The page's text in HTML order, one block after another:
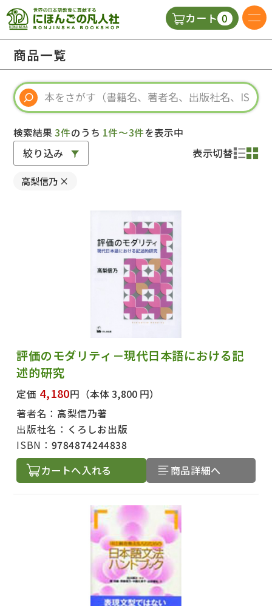
カート 0
視聴覚・補助教材
教師用参考書
商品一覧
検索結果3件のうち 1件～3件を表示中
絞り込み 表示切替
高梨信乃 ×
評価のモダリティ－現代日本語における記
述的研究
定価 4,180円 （本体 3,800 円）
著者名： 高梨信乃著
出版社名： くろしお出版
ISBN： 9784874244838
カートへ入れる 商品詳細へ